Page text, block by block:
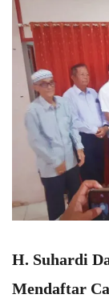
H. Suhardi
Mendaftar